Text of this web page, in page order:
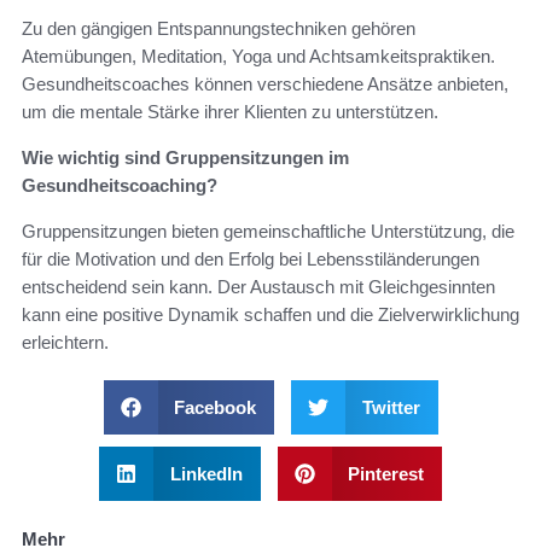
Zu den gängigen Entspannungstechniken gehören
Atemübungen, Meditation, Yoga und Achtsamkeitspraktiken.
Gesundheitscoaches können verschiedene Ansätze anbieten,
um die mentale Stärke ihrer Klienten zu unterstützen.
Wie wichtig sind Gruppensitzungen im
Gesundheitscoaching?
Gruppensitzungen bieten gemeinschaftliche Unterstützung, die
für die Motivation und den Erfolg bei Lebensstiländerungen
entscheidend sein kann. Der Austausch mit Gleichgesinnten
kann eine positive Dynamik schaffen und die Zielverwirklichung
erleichtern.
Facebook Twitter
LinkedIn Pinterest
Mehr